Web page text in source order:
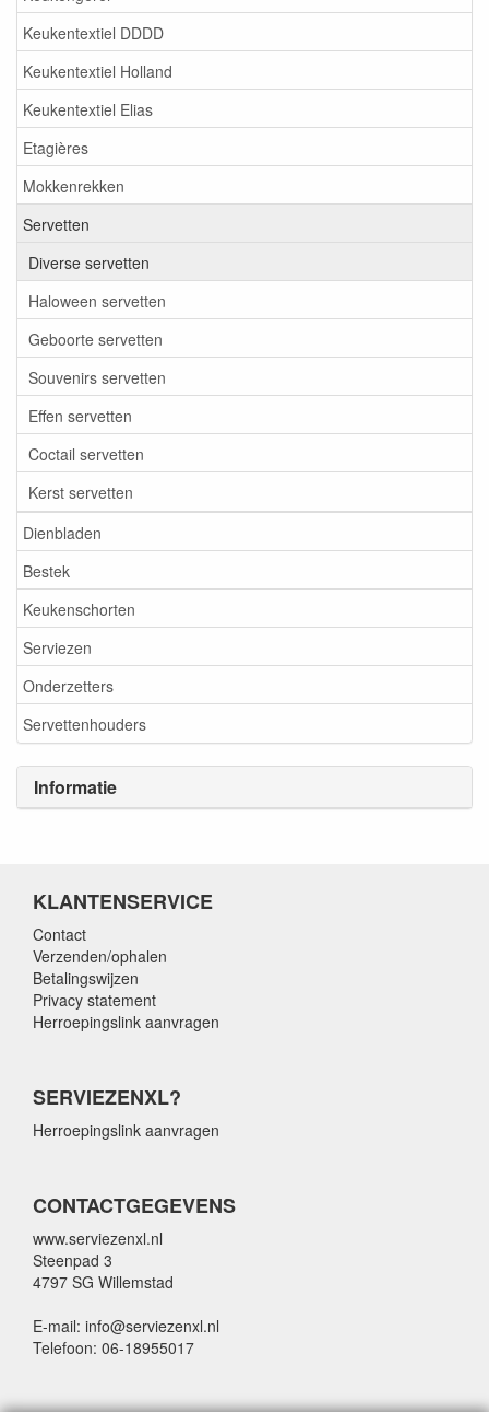
Keukentextiel DDDD
Keukentextiel Holland
Keukentextiel Elias
Etagières
Mokkenrekken
Servetten
Diverse servetten
Haloween servetten
Geboorte servetten
Souvenirs servetten
Effen servetten
Coctail servetten
Kerst servetten
Dienbladen
Bestek
Keukenschorten
Serviezen
Onderzetters
Servettenhouders
Informatie
KLANTENSERVICE
Contact
Verzenden/ophalen
Betalingswijzen
Privacy statement
Herroepingslink aanvragen
SERVIEZENXL?
Herroepingslink aanvragen
CONTACTGEGEVENS
www.serviezenxl.nl
Steenpad 3
4797 SG Willemstad
E-mail: info@serviezenxl.nl
Telefoon: 06-18955017